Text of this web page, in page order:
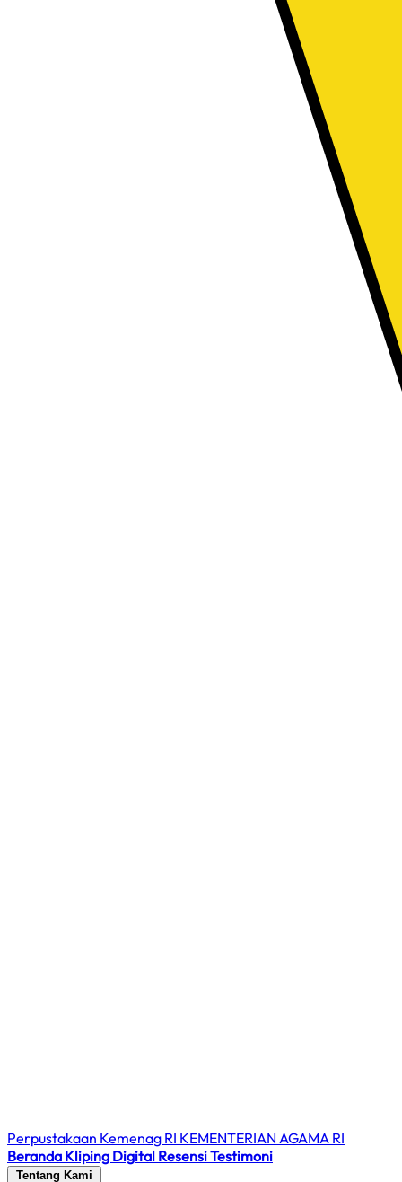
Perpustakaan Kemenag RI KEMENTERIAN AGAMA RI
Beranda Kliping Digital ResensiTestimoni
Tentang Kami